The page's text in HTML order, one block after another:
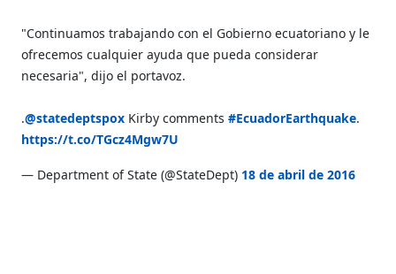
"Continuamos trabajando con el Gobierno ecuatoriano y le
ofrecemos cualquier ayuda que pueda considerar
necesaria", dijo el portavoz.
.@statedeptspox Kirby comments#EcuadorEarthquake.
https://t.co/TGcz4Mgw7U
— Department of State (@StateDept) 18 de abril de 2016